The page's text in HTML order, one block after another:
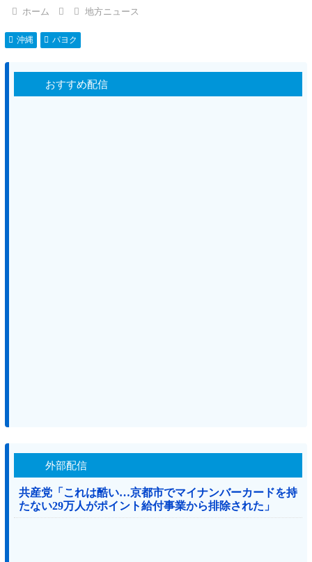
ホーム 地方ニュース
沖縄 パヨク
おすすめ配信
外部配信
共産党「これは酷い…京都市でマイナンバーカードを持
たない29万人がポイント給付事業から排除された」